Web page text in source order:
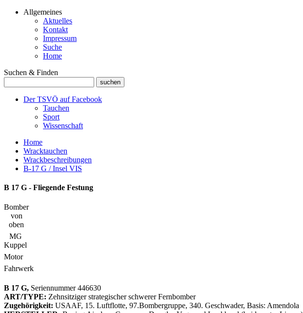
Allgemeines
Aktuelles
Kontakt
Impressum
Suche
Home
Suchen & Finden
Der TSVÖ auf Facebook
Tauchen
Sport
Wissenschaft
Home
Wracktauchen
Wrackbeschreibungen
B-17 G / Insel VIS
B 17 G - Fliegende Festung
Bomber
von
oben
MG
Kuppel
Motor
Fahrwerk
B 17 G, Seriennummer 446630
ART/TYPE: Zehnsitziger strategischer schwerer Fernbomber
Zugehörigkeit: USAAF, 15. Luftflotte, 97.Bombergruppe, 340. Geschwader, Basis: Amendola